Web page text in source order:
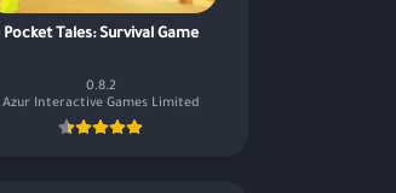
Pocket Tales: Survival Game
0.8.2
Azur Interactive Games Limited